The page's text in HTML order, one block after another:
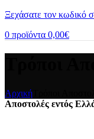
Ξεχάσατε τον κωδικό
0 προϊόντα 0,00€
Αρχική
Αποστολές εντός